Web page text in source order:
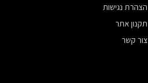
הצהרת נגישות
תקנון אתר
צור קשר